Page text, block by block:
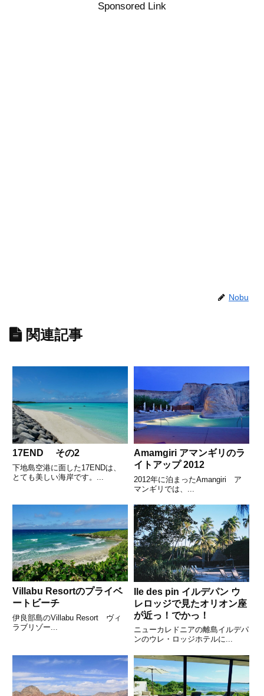
Sponsored Link
Nobu
関連記事
17END その2
下地島空港に面した17ENDは、
とても美しい海岸です。...
Amamgiri アマンギリのラ
イトアップ 2012
2012年に泊まったAmangiri ア
マンギリでは、...
Villabu Resortのプライベ
ートビーチ
伊良部島のVillabu Resort ヴィ
ラブリゾー...
Ile des pin イルデパン ウ
レロッジで見たオリオン座
が近っ！でかっ！
ニューカレドニアの離島イルデパ
ンのウレ・ロッジホテルに...